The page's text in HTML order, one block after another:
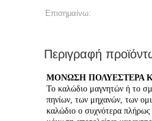
Επισημαίνω:
Περιγραφή
ΜΟΝΩΣΗ ΠΟΛΥΕΣΤΕΡΑ
Το καλώδιο μαγνητών ή το
πηνίων, των μηχανών, των
καλώδιο ο συχνότερα πλήρως